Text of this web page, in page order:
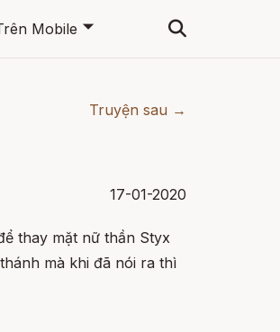
Mobile 🞃
Truyện sau →
17-01-2020
thay mặt nữ thần Styx
mà khi đã nói ra thì